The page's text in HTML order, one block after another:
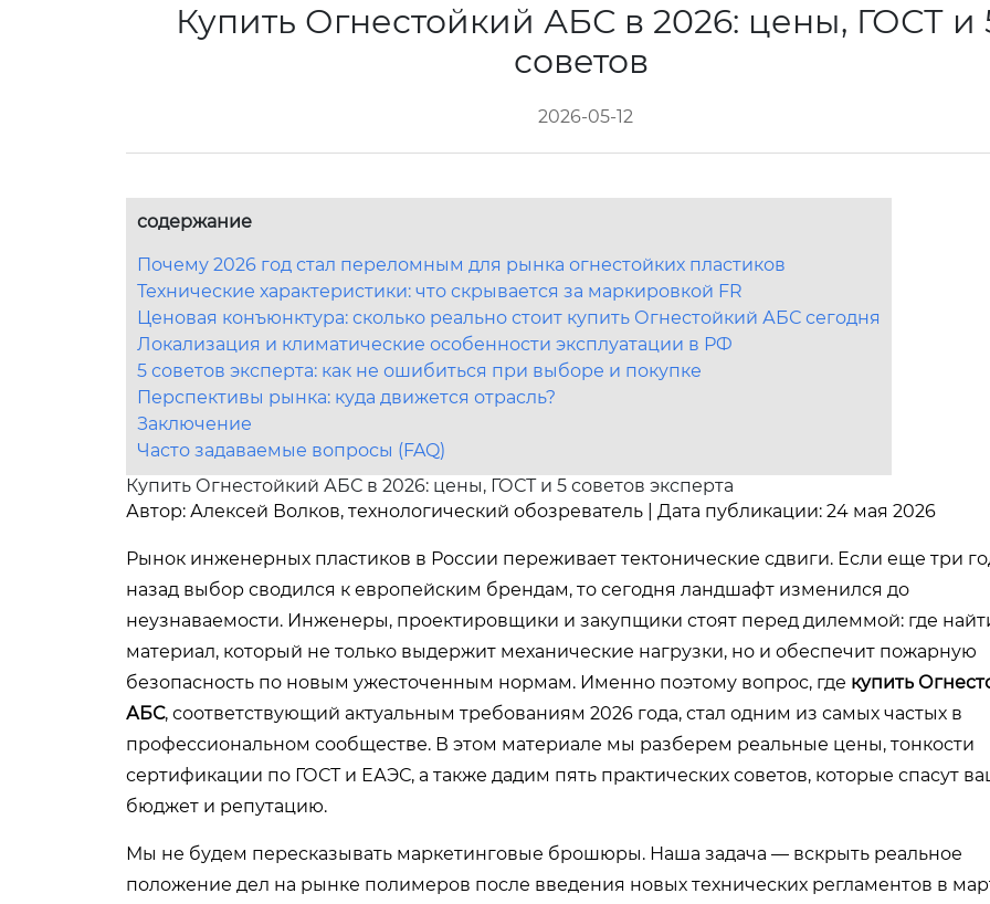
Купить Огнестойкий АБС в 2026: цены, ГОСТ и
советов
2026-05-12
содержание
Почему 2026 год стал переломным для рынка огнестойких пластиков
Технические характеристики: что скрывается за маркировкой FR
Ценовая конъюнктура: сколько реально стоит купить Огнестойкий АБС сегодня
Локализация и климатические особенности эксплуатации в РФ
5 советов эксперта: как не ошибиться при выборе и покупке
Перспективы рынка: куда движется отрасль?
Заключение
Часто задаваемые вопросы (FAQ)
Купить Огнестойкий АБС в 2026: цены, ГОСТ и 5 советов эксперта
Автор: Алексей Волков, технологический обозреватель | Дата публикации: 24 мая 2026
Рынок инженерных пластиков в России переживает тектонические сдвиги. Если еще три
назад выбор сводился к европейским брендам, то сегодня ландшафт изменился до
неузнаваемости. Инженеры, проектировщики и закупщики стоят перед дилеммой: где
материал, который не только выдержит механические нагрузки, но и обеспечит пожарную
безопасность по новым ужесточенным нормам. Именно поэтому вопрос, где купить
АБС, соответствующий актуальным требованиям 2026 года, стал одним из самых частых в
профессиональном сообществе. В этом материале мы разберем реальные цены, тонкости
сертификации по ГОСТ и ЕАЭС, а также дадим пять практических советов, которые спасут
бюджет и репутацию.
Мы не будем пересказывать маркетинговые брошюры. Наша задача — вскрыть реальное
положение дел на рынке полимеров после введения новых технических регламентов в